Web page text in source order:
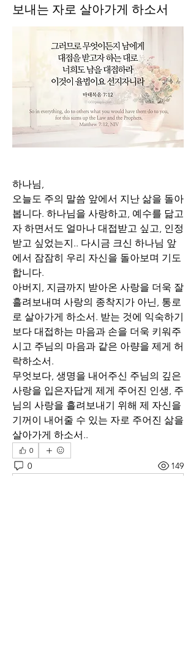
보내는 자로 살아가게 하소서
하나님,
오늘도 주의 말씀 앞에서 지난 삶을 돌아
봅니다. 하나님을 사랑하고, 예수를 닮고
자 하면서도 얼마나 대접받고 싶고, 인정
받고 싶었는지.. 다시금 크신 하나님 앞
에서 잠잠히 우리 자신을 돌아보며 기도
합니다.
아버지, 지금까지 받아온 사랑을 더욱 잘
흘려보내며 사랑의 종착지가 아닌, 통로
로 살아가게 하소서. 받는 것에 익숙하기
보다 대접하는 마음과 손을 더욱 키워주
시고 주님의 마음과 같은 아량을 제게 허
락하소서.
무엇보다, 생명을 내어주신 주님의 깊은
사랑을 입은자답게 제게 주어진 인생, 주
님의 사랑을 흘려보내기 위해 제 자신을
기꺼이 내어줄 수 있는 자로 주어진 삶을
살아가게 하소서..
0
0 149